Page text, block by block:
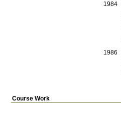
1984
1986
Course Work